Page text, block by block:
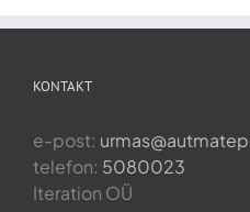
KONTAKT
e-post:
telefon: 5080023
Iteration OÜ